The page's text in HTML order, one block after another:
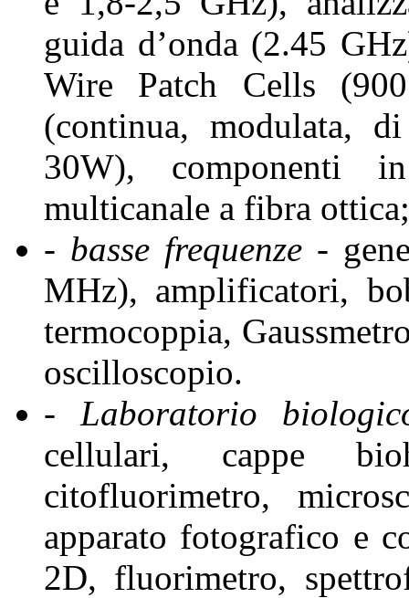
guida d’onda (2.45
Wire Patch Cells
(continua, modulata,
30W), componenti
multicanale a fibra ottica;
- basse frequenze -
MHz), amplificatori,
termocoppia,
oscilloscopio.
- Laboratorio
cellulari, cappe
citofluorimetro,
apparato fotografico e
2D, fluorimetro,